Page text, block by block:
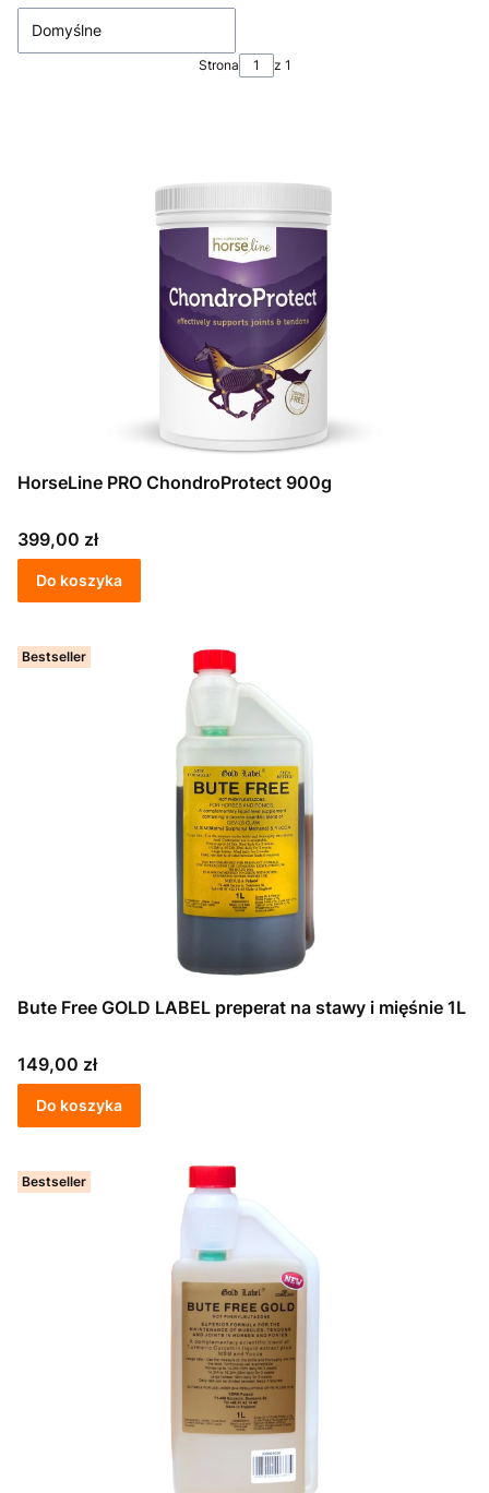
Domyślne
Strona z 1
HorseLine PRO ChondroProtect 900g
Cena
399,00 zł
Do koszyka
Bestseller
Bute Free GOLD LABEL preperat na stawy i mięśnie 1L
Cena
149,00 zł
Do koszyka
Bestseller